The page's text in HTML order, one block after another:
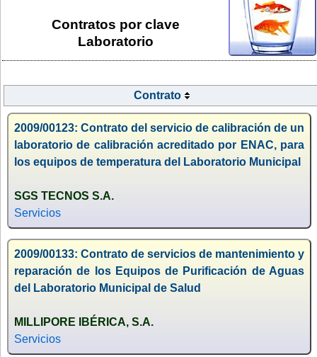
Contratos por clave
Laboratorio
Contrato
2009/00123: Contrato del servicio de calibración de un
laboratorio de calibración acreditado por ENAC, para
los equipos de temperatura del Laboratorio Municipal
SGS TECNOS S.A.
Servicios
2009/00133: Contrato de servicios de mantenimiento y
reparación de los Equipos de Purificación de Aguas
del Laboratorio Municipal de Salud
MILLIPORE IBÉRICA, S.A.
Servicios